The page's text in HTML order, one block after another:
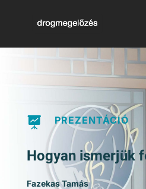
 PREZENTÁCIÓ
Hogyan ismerjük
Fazekas Tamás